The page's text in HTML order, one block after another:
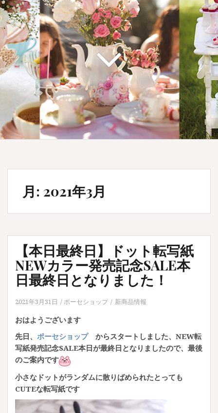
月: 2021年3月
【本日最終日】ドット転写紙
NEWカラー発売記念SALE本
日最終日となりました！
2021年3月31日 ポーセショップ 新商品情報
おはようございます
先日、 ポーセショップ からスタートしました、NEW転
写紙発売記念SALE本日が最終日となりましたので、最後
のご案内です
小さなドットがランダムに散りばめられたとっても
CUTEな転写紙です